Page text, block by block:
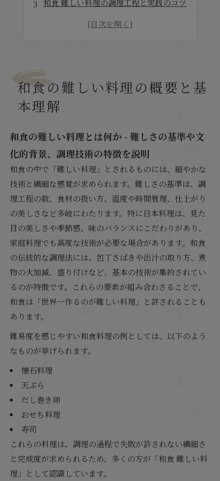
和食 難しい料理の調理工程と実践のコツ
世界の難しい料理と和食の比較視点
和食の難しい料理の概要と基
本理解
和食の難しい料理とは何か - 難しさの基準や文
化的背景、調理技術の特徴を説明
和食の中で「難しい料理」とされるものには、細やかな
技術と繊細な感覚が求められます。難しさの基準は、調
理工程の数、食材の扱い方、温度や時間管理、仕上がり
の美しさなど多岐にわたります。特に日本料理は、見た
目の美しさや季節感、味のバランスにこだわりがあり、
家庭料理でも高度な技術が必要な場合があります。和食
の伝統的な調理法には、包丁さばきや出汁の取り方、煮
物の火加減、盛り付けなど、基本の技術が集約されてい
るのが特徴です。これらの要素が組み合わさることで、
和食は「世界一作るのが難しい料理」と評されることも
あります。
難易度を感じやすい和食料理の例としては、以下のよう
なものが挙げられます。
懐石料理
天ぷら
だし巻き卵
おせち料理
寿司
これらの料理は、調理の過程で失敗が許されない繊細さ
と完成度が求められるため、多くの方が「和食 難しい料
理」として認識しています。